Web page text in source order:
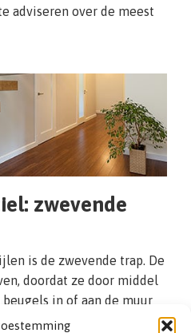
adviseren over de meest
zwevende
is de zwevende trap. De
doordat ze door middel
in of aan de muur
afwerking van de zwevende